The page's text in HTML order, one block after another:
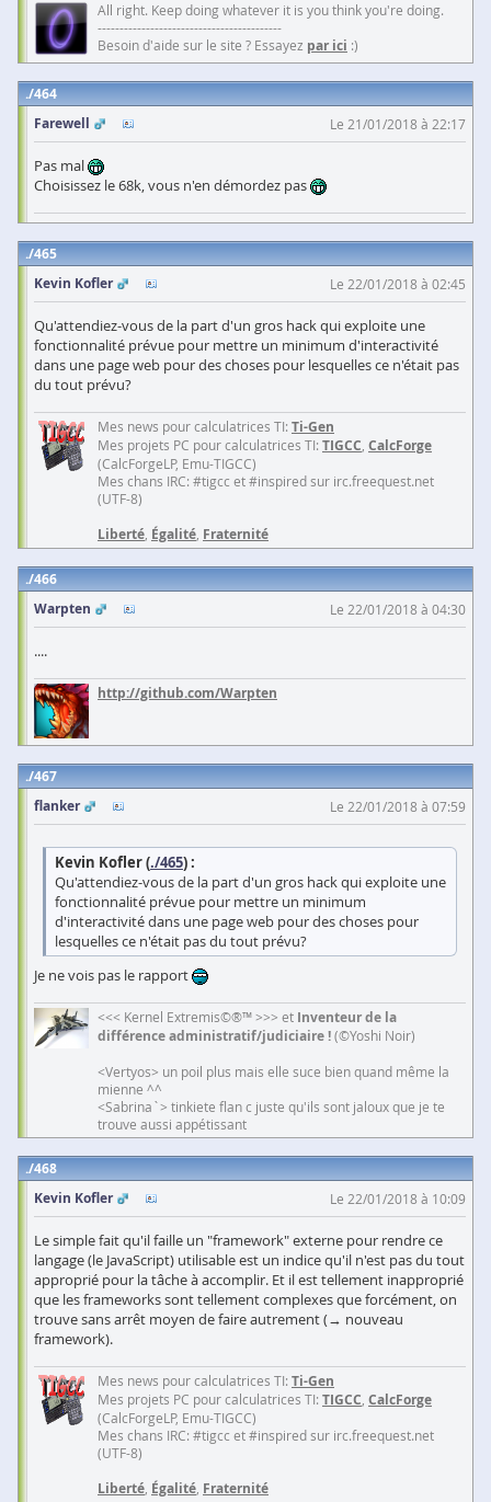
All right. Keep doing whatever it is you think you're doing.
------------------------------------------
Besoin d'aide sur le site ? Essayez par ici :)
464
Farewell
Le 21/01/2018 à 22:17
Pas mal
Choisissez le 68k, vous n'en démordez pas
465
Kevin Kofler
Le 22/01/2018 à 02:45
Qu'attendiez-vous de la part d'un gros hack qui exploite une
fonctionnalité prévue pour mettre un minimum d'interactivité
dans une page web pour des choses pour lesquelles ce n'était pas
du tout prévu?
Mes news pour calculatrices TI: Ti-Gen
Mes projets PC pour calculatrices TI: TIGCC, CalcForge
(CalcForgeLP, Emu-TIGCC)
Mes chans IRC: #tigcc et #inspired sur irc.freequest.net
(UTF-8)
Liberté, Égalité, Fraternité
466
Warpten
Le 22/01/2018 à 04:30
....
http://github.com/Warpten
467
flanker
Le 22/01/2018 à 07:59
Kevin Kofler (./465) :
Qu'attendiez-vous de la part d'un gros hack qui exploite une
fonctionnalité prévue pour mettre un minimum
d'interactivité dans une page web pour des choses pour
lesquelles ce n'était pas du tout prévu?
Je ne vois pas le rapport
<<< Kernel Extremis©®™ >>> et Inventeur de la
différence administratif/judiciaire !(©Yoshi Noir)
<Vertyos> un poil plus mais elle suce bien quand même la
mienne ^^
<Sabrina`> tinkiete flan c juste qu'ils sont jaloux que je te
trouve aussi appétissant
468
Kevin Kofler
Le 22/01/2018 à 10:09
Le simple fait qu'il faille un "framework" externe pour rendre ce
langage (le JavaScript) utilisable est un indice qu'il n'est pas du tout
approprié pour la tâche à accomplir. Et il est tellement inapproprié
que les frameworks sont tellement complexes que forcément, on
trouve sans arrêt moyen de faire autrement (→ nouveau
framework).
Mes news pour calculatrices TI: Ti-Gen
Mes projets PC pour calculatrices TI: TIGCC, CalcForge
(CalcForgeLP, Emu-TIGCC)
Mes chans IRC: #tigcc et #inspired sur irc.freequest.net
(UTF-8)
Liberté, Égalité, Fraternité